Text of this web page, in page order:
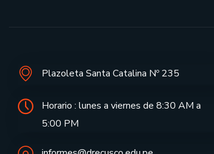
Plazoleta Santa Catalina Nº 235
Horario : lunes a viernes de 8:30 AM a
5:00 PM